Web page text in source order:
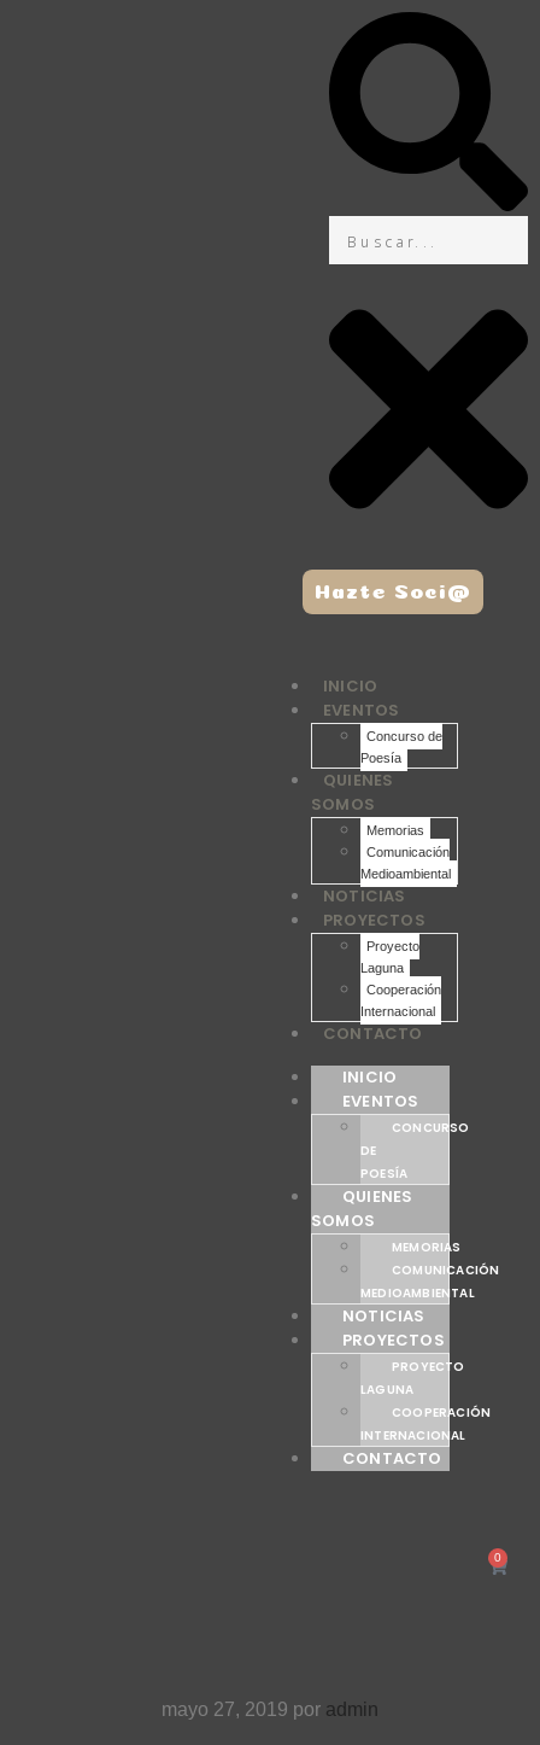
INICIO
EVENTOS
Concurso de
Poesía
QUIENES
SOMOS
Memorias
Comunicación
Medioambiental
NOTICIAS
PROYECTOS
Proyecto
Laguna
Cooperación
Internacional
CONTACTO
INICIO
EVENTOS
CONCURSO
DE
POESÍA
QUIENES
SOMOS
MEMORIAS
COMUNICACIÓN
MEDIOAMBIENTAL
NOTICIAS
PROYECTOS
PROYECTO
LAGUNA
COOPERACIÓN
INTERNACIONAL
CONTACTO
0
Hazte Soci@
mayo 27, 2019 por admin